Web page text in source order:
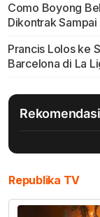
Como Boyong
Dikontrak
Prancis Lolos ke
Barcelona di La
Rekomendasi
Republika TV